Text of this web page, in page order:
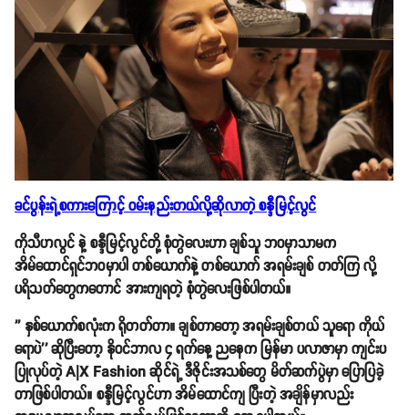
ခင်ပွန်းရဲ့စကားကြောင့် ဝမ်းနည်းတယ်လို့ဆိုလာတဲ့ စန္ဒီမြင့်လွင်
ကိုသီဟလွင် နဲ့ စန္ဒီမြင့်လွင်တို့ စုံတွဲလေးဟာ ချစ်သူ ဘဝမှာသာမက
အိမ်ထောင်ရှင်ဘဝမှာပါ တစ်ယောက်နဲ့ တစ်ယောက် အရမ်းချစ် တတ်ကြ လို့
ပရိသတ်တွေကတောင် အားကျရတဲ့ စုံတွဲလေးဖြစ်ပါတယ်။
'' နှစ်ယောက်စလုံးက ရိုတတ်တာ။ ချစ်တာတော့ အရမ်းချစ်တယ် သူရော ကိုယ်
ရောပဲ'' ဆိုပြီးတော့ နိုဝင်ဘာလ ၄ ရက်နေ့ ညနေက မြန်မာ ပလာဇာမှာ ကျင်းပ
ပြုလုပ်တဲ့ A|X Fashion ဆိုင်ရဲ့ ဒီဇိုင်းအသစ်တွေ မိတ်ဆက်ပွဲမှာ ပြောပြခဲ့
တာဖြစ်ပါတယ်။ စန္ဒီမြင့်လွင်ဟာ အိမ်ထောင်ကျ ပြီးတဲ့ အချိန်မှာလည်း